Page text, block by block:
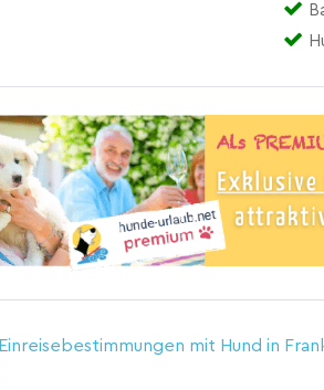
Einreisebestimmungen mit Hund in